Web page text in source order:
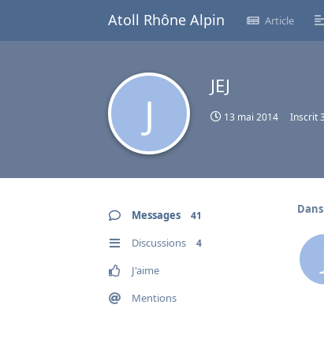
Atoll Rhône Alpin Article
J
JEJ
13 mai 2014 Inscrit
Messages 41
Discussions 4
J'aime
Mentions
Dans